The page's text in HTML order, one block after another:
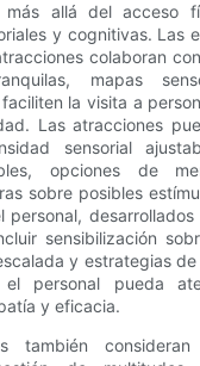
más allá del acceso
y cognitivas. Las
colaboran
mapas
la visita a
Las atracciones
sensorial
opciones de
sobre posibles
personal,
sensibilización
y estrategias
personal pueda
y eficacia.
también